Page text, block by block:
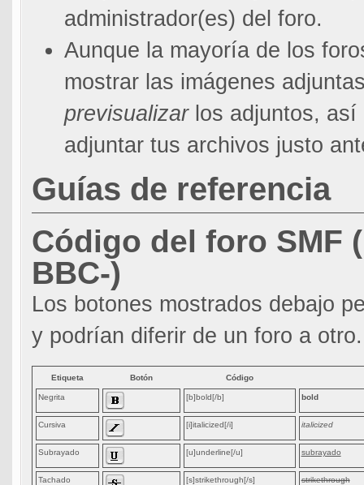
administrador(es) del foro.
Aunque la mayoría de los
mostrar las imágenes
previsualizarlos adjuntos, así
adjuntar tus archivos justo
Guías de referencia
Código del foro SMF
BBC-)
Los botones mostrados debajo
y podrían diferir de un foro a otro.
Etiqueta Botón Código
Negrita [b]bold[/b] bold
Cursiva [i]italicized[/i] italicized
Subrayado [u]underline[/u] subrayado
Tachado [s]strikethrough[/s] strikethrough